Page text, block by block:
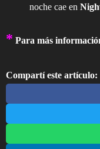
noche cae en
* Para más
Compartí este artículo: